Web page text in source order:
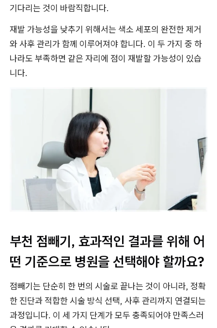
기다리는 것이 바람직합니다.
재발 가능성을 낮추기 위해서는 색소 세포의 완전한 제거
와 사후 관리가 함께 이루어져야 합니다. 이 두 가지 중 하
나라도 부족하면 같은 자리에 점이 재발할 가능성이 있습
니다.
부천 점빼기, 효과적인 결과를 위해 어
떤 기준으로 병원을 선택해야 할까요?
점빼기는 단순히 한 번의 시술로 끝나는 것이 아니라, 정확
한 진단과 적합한 시술 방식 선택, 사후 관리까지 연결되는
과정입니다. 이 세 가지 단계가 모두 충족되어야 만족스러